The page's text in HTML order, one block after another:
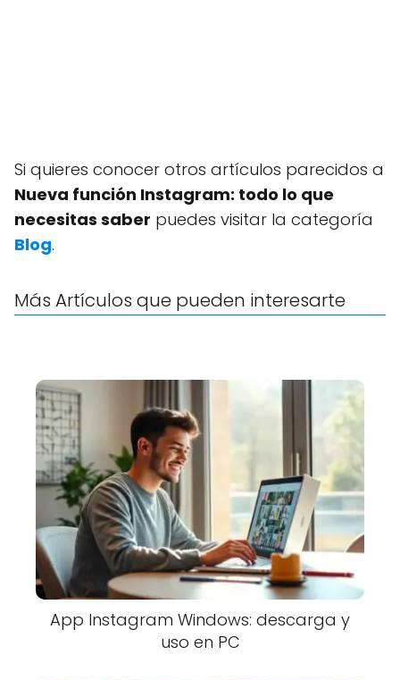
Si quieres conocer otros artículos parecidos a
Nueva función Instagram: todo lo que
necesitas saber puedes visitar la categoría
Blog.
Más Artículos que pueden interesarte
App Instagram Windows: descarga y
uso en PC